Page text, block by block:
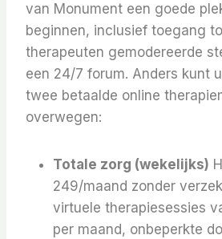
van Monument een goede
beginnen, inclusief toegang
therapeuten gemodereerde
een 24/7 forum. Anders kunt
twee betaalde online
overwegen:
Totale zorg (wekelijks)
249/maand zonder
virtuele therapiesessies
per maand, onbeperkte